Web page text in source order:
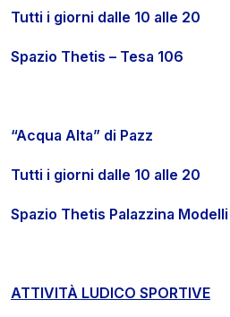
Tutti i giorni dalle 10 alle 20
Spazio Thetis – Tesa 106
“Acqua Alta” di Pazz
Tutti i giorni dalle 10 alle 20
Spazio Thetis Palazzina Modelli
ATTIVITÀ LUDICO SPORTIVE